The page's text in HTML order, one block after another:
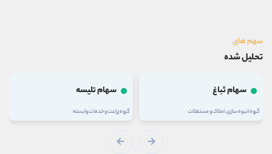
سهم های
تحلیل شده
سهام ثباغ
انبوه سازی، املاک و مستغلات
سهام تلیسه
گروه زراعت و خدمات وابسته